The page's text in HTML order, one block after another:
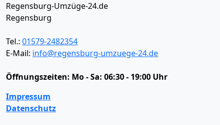
Regensburg-Umzüge-24.de
Regensburg
Tel.: 01579-2482354
E-Mail: info@regensburg-umzuege-24.de
Öffnungszeiten: Mo - Sa: 06:30 - 19:00 Uhr
Impressum
Datenschutz